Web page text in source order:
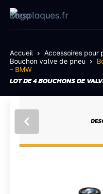
Accueil
Accessoires pour
Bouchon valve de pneu
– BMW
LOT DE 4 BOUCHONS DE